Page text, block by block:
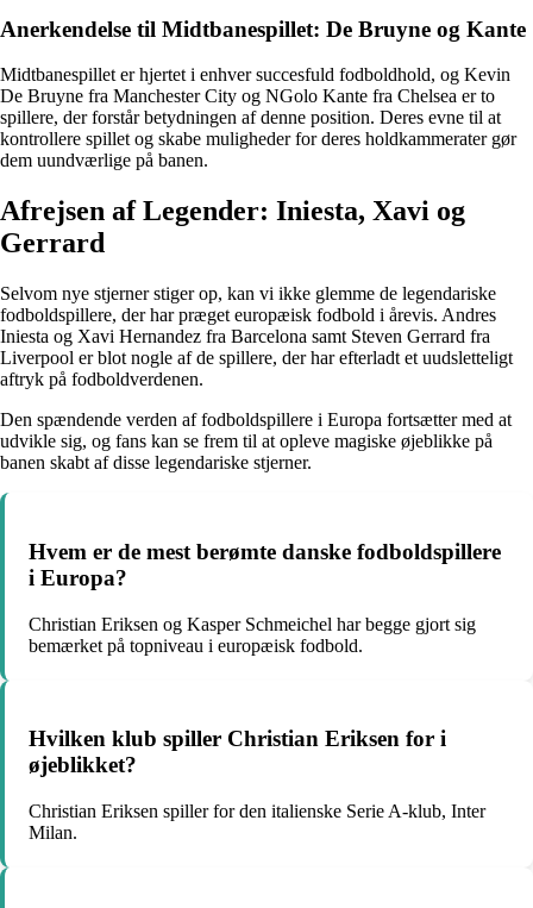
Anerkendelse til Midtbanespillet: De Bruyne og Kante
Midtbanespillet er hjertet i enhver succesfuld fodboldhold, og Kevin
De Bruyne fra Manchester City og NGolo Kante fra Chelsea er to
spillere, der forstår betydningen af denne position. Deres evne til at
kontrollere spillet og skabe muligheder for deres holdkammerater gør
dem uundværlige på banen.
Afrejsen af Legender: Iniesta, Xavi og
Gerrard
Selvom nye stjerner stiger op, kan vi ikke glemme de legendariske
fodboldspillere, der har præget europæisk fodbold i årevis. Andres
Iniesta og Xavi Hernandez fra Barcelona samt Steven Gerrard fra
Liverpool er blot nogle af de spillere, der har efterladt et uudsletteligt
aftryk på fodboldverdenen.
Den spændende verden af fodboldspillere i Europa fortsætter med at
udvikle sig, og fans kan se frem til at opleve magiske øjeblikke på
banen skabt af disse legendariske stjerner.
Hvem er de mest berømte danske fodboldspillere
i Europa?
Christian Eriksen og Kasper Schmeichel har begge gjort sig
bemærket på topniveau i europæisk fodbold.
Hvilken klub spiller Christian Eriksen for i
øjeblikket?
Christian Eriksen spiller for den italienske Serie A-klub, Inter
Milan.